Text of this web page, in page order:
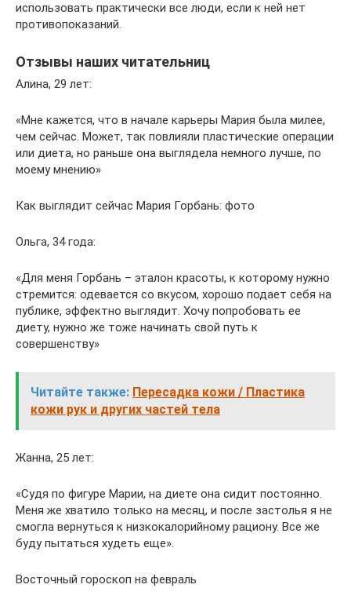
использовать практически все люди, если к ней нет
противопоказаний.
Отзывы наших читательниц
Алина, 29 лет:
«Мне кажется, что в начале карьеры Мария была милее,
чем сейчас. Может, так повлияли пластические операции
или диета, но раньше она выглядела немного лучше, по
моему мнению»
Как выглядит сейчас Мария Горбань: фото
Ольга, 34 года:
«Для меня Горбань – эталон красоты, к которому нужно
стремится: одевается со вкусом, хорошо подает себя на
публике, эффектно выглядит. Хочу попробовать ее
диету, нужно же тоже начинать свой путь к
совершенству»
Читайте также: Пересадка кожи / Пластика
кожи рук и других частей тела
Жанна, 25 лет:
«Судя по фигуре Марии, на диете она сидит постоянно.
Меня же хватило только на месяц, и после застолья я не
смогла вернуться к низкокалорийному рациону. Все же
буду пытаться худеть еще».
Восточный гороскоп на февраль